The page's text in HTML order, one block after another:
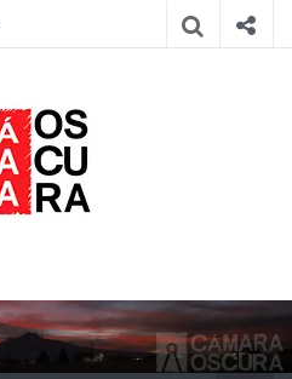
Cámara
Oscura